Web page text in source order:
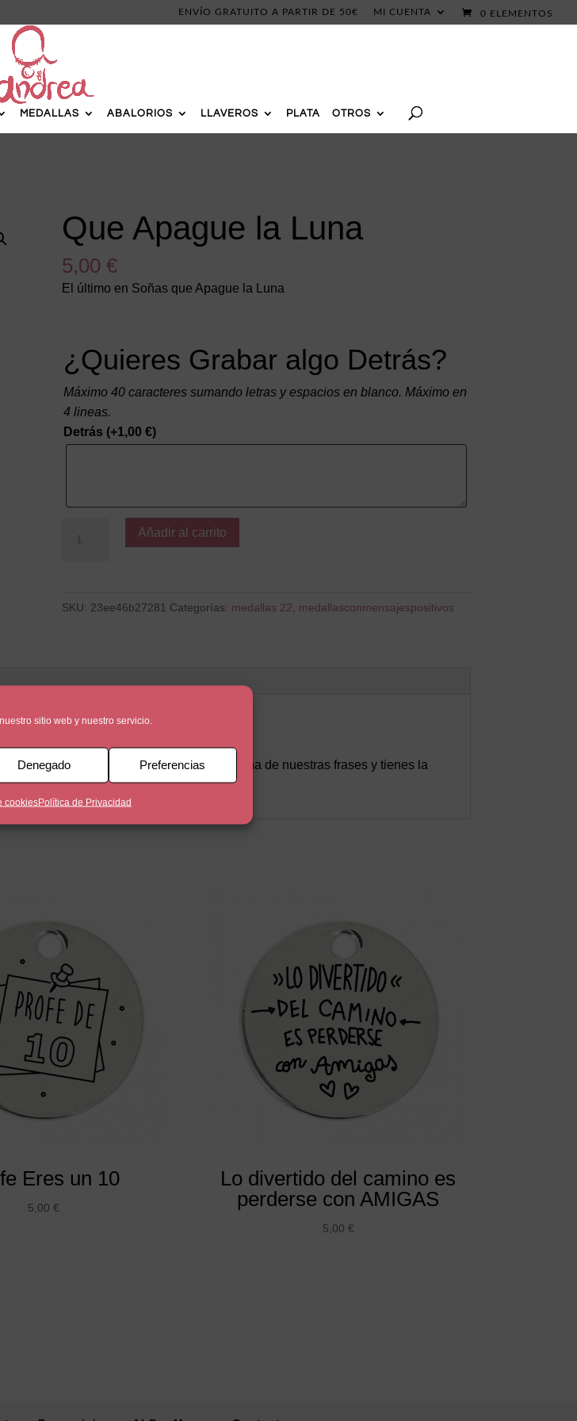
sitio web y nuestro servicio.
Denegado Preferencias
cookiesPolítica de Privacidad
ENVÍO GRATUITO A PARTIR DE 50€ MI CUENTA 0 ELEMENTOS
MEDALLAS ABALORIOS LLAVEROS PLATA OTROS
Que Apague la Luna
5,00 €
El último en Soñas que Apague la Luna
¿Quieres Grabar algo Detrás?
Máximo 40 caracteres sumando letras y espacios en blanco. Máximo en
4 lineas.
Detrás (+1,00 €)
Apague
cantidad
Añadir al carrito
SKU: 23ee46b27281 Categorías: medallas 22 medallasconmensajespositivos
Una cara está personalizada con una de nuestras frases y tienes la
Eres un 10
5,00€
Lo divertido del camino es
perderse con AMIGAS
5,00 €